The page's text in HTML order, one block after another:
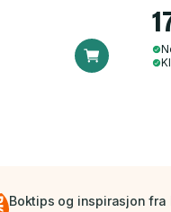
Boktips og inspirasjon fra